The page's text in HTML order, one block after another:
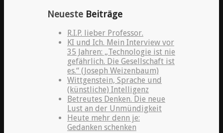
Neueste Beiträge
R.I.P. lieber Professor.
KI und Ich. Mein Interview vor
35 Jahren: „Technologie ist nie
gefährlich. Die Gesellschaft ist
es.“ (Joseph Weizenbaum)
Wittgenstein, Sprache und
(künstliche) Intelligenz
Betreutes Denken. Die neue
Lust an der Unmündigkeit
Heute mehr denn je:
Gedanken schenken